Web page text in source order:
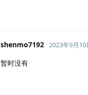
shenmo7192 2023年9月10
暂时没有